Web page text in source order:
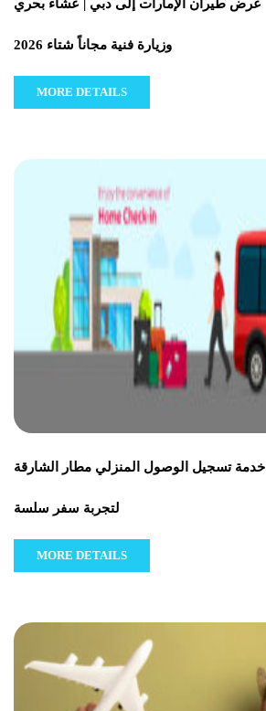
عرض طيران الإمارات إلى دبي | عشاء بحري
وزيارة فنية مجاناً شتاء 2026
MORE DETAILS
خدمة تسجيل الوصول المنزلي مطار الشارقة
لتجربة سفر سلسة
MORE DETAILS